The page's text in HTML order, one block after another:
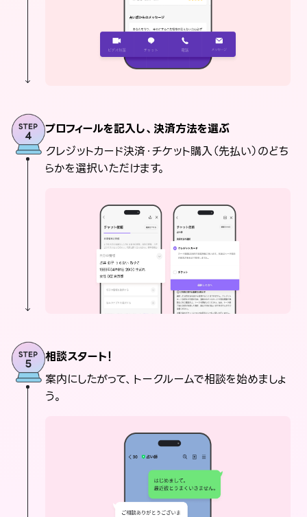
プロフィールを記入し、決済方法を選ぶ
クレジットカード決済・チケット購入（先払い）のどち
らかを選択いただけます。
相談スタート！
案内にしたがって、トークルームで相談を始めましょ
う。